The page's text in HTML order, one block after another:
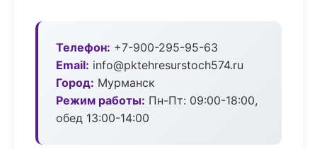
Телефон: +7-900-295-95-63
Email: info@pktehresurstoch574.ru
Город: Мурманск
Режим работы: Пн-Пт: 09:00-18:00,
обед 13:00-14:00